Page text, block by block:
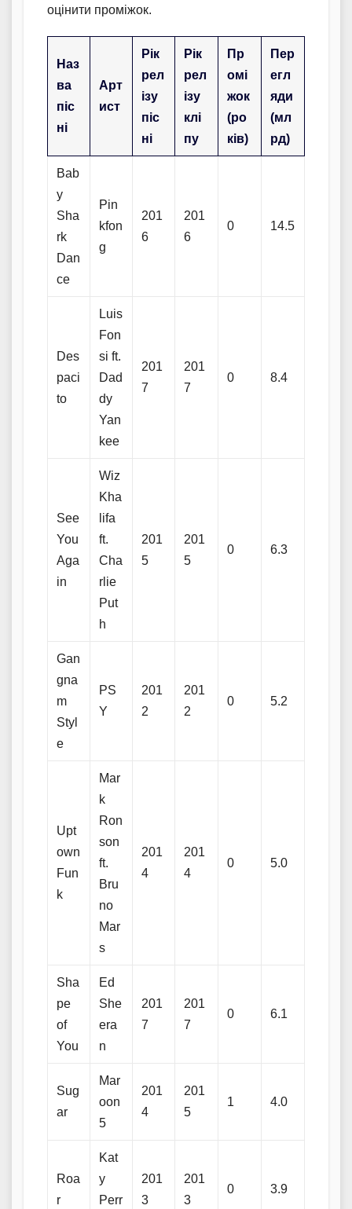
оцінити проміжок.
Наз
ва
піс
ні
Арт
ист
Рік
рел
ізу
піс
ні
Рік
рел
ізу
клі
пу
Пр
омі
жок
(ро
ків)
Пер
егл
яди
(мл
рд)
Bab
y
Sha
rk
Dan
ce
Pin
kfon
g
201
6
201
6
0 14.5
Des
paci
to
Luis
Fon
si ft.
Dad
dy
Yan
kee
201
7
201
7
0 8.4
See
You
Aga
in
Wiz
Kha
lifa
ft.
Cha
rlie
Put
h
201
5
201
5
0 6.3
Gan
gna
m
Styl
e
PS
Y
201
2
201
2
0 5.2
Upt
own
Fun
k
Mar
k
Ron
son
ft.
Bru
no
Mar
s
201
4
201
4
0 5.0
Sha
pe
of
You
Ed
She
era
n
201
7
201
7
0 6.1
Sug
ar
Mar
oon
5
201
4
201
5
1 4.0
Roa
r
Kat
y
Perr
201
3
201
3
0 3.9